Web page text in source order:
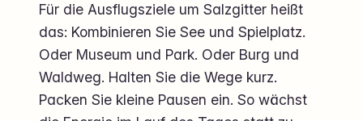
Für die Ausflugsziele um Salzgitter heißt
das: Kombinieren Sie See und Spielplatz.
Oder Museum und Park. Oder Burg und
Waldweg. Halten Sie die Wege kurz.
Packen Sie kleine Pausen ein. So wächst